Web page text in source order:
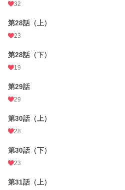
32
第28話（上）
23
第28話（下）
19
第29話
29
第30話（上）
28
第30話（下）
23
第31話（上）